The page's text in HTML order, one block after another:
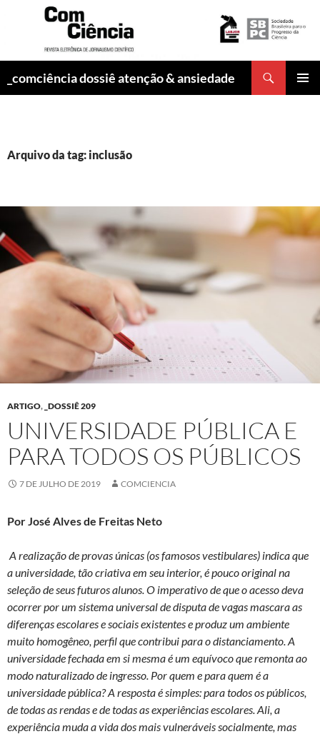
_comciência dossiê atenção & ansiedade
Arquivo da tag: inclusão
ARTIGO, _DOSSIÊ 209
UNIVERSIDADE PÚBLICA E
PARA TODOS OS PÚBLICOS
7 DE JULHO DE 2019 COMCIENCIA
Por José Alves de Freitas Neto
A realização de provas únicas (os famosos vestibulares) indica que
a universidade, tão criativa em seu interior, é pouco original na
seleção de seus futuros alunos. O imperativo de que o acesso deva
ocorrer por um sistema universal de disputa de vagas mascara as
diferenças escolares e sociais existentes e produz um ambiente
muito homogêneo, perfil que contribui para o distanciamento. A
universidade fechada em si mesma é um equívoco que remonta ao
modo naturalizado de ingresso. Por quem e para quem é a
universidade pública? A resposta é simples: para todos os públicos,
de todas as rendas e de todas as experiências escolares. Ali, a
experiência muda a vida dos mais vulneráveis socialmente, mas